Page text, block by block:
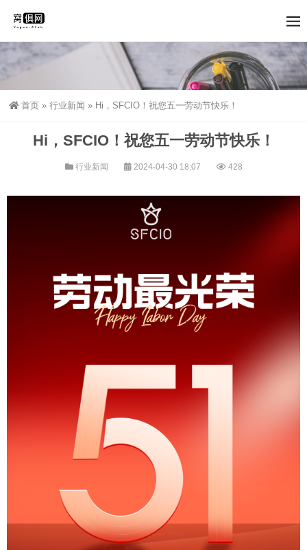
首页 » 行业新闻 » Hi，SFCIO！祝您五一劳动节快乐！
Hi，SFCIO！祝您五一劳动节快乐！
行业新闻 2024-04-30 18:07 428